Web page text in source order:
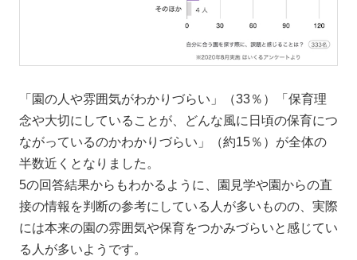
「園の人や雰囲気がわかりづらい」（33％）「保育理
念や大切にしていることが、どんな風に日頃の保育につ
ながっているのかわかりづらい」（約15％）が全体の
半数近くとなりました。
5の回答結果からもわかるように、園見学や園からの直
接の情報を判断の参考にしている人が多いものの、実際
には本来の園の雰囲気や保育をつかみづらいと感じてい
る人が多いようです。